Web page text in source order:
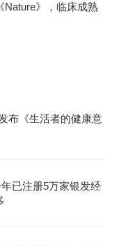
Nature》，临床成熟
布《生活者的健康意
已注册5万家银发经